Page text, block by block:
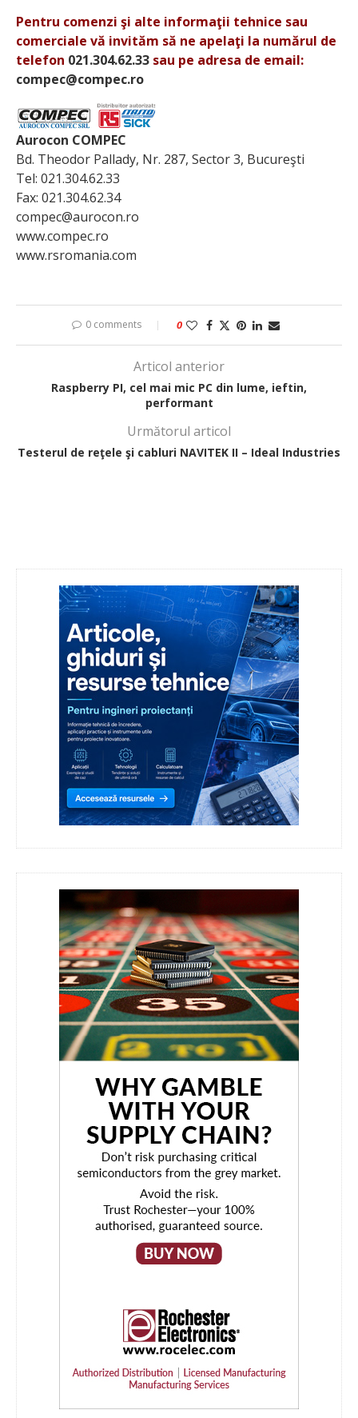
Pentru comenzi şi alte informaţii tehnice sau
comerciale vă invităm să ne apelaţi la numărul de
telefon 021.304.62.33 sau pe adresa de email:
compec@compec.ro
Aurocon COMPEC
Bd. Theodor Pallady, Nr. 287, Sector 3, Bucureşti
Tel: 021.304.62.33
Fax: 021.304.62.34
compec@aurocon.ro
www.compec.ro
www.rsromania.com
0 comments 0
Articol anterior
Raspberry PI, cel mai mic PC din lume, ieftin,
performant
Următorul articol
Testerul de reţele şi cabluri NAVITEK II – Ideal Industries